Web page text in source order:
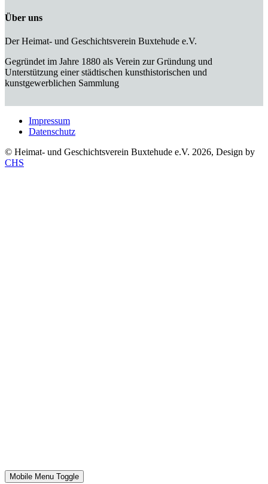
Über uns
Der Heimat- und Geschichtsverein Buxtehude e.V.
Gegründet im Jahre 1880 als Verein zur Gründung und
Unterstützung einer städtischen kunsthistorischen und
kunstgewerblichen Sammlung
Impressum
Datenschutz
© Heimat- und Geschichtsverein Buxtehude e.V. 2026, Design by
CHS
Mobile Menu Toggle